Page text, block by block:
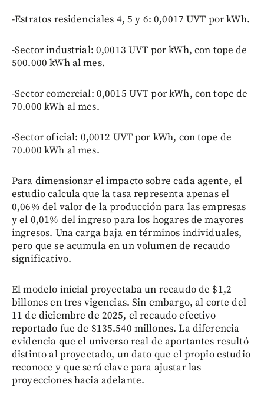
-Estratos residenciales 4, 5 y 6: 0,0017 UVT por kWh.
-Sector industrial: 0,0013 UVT por kWh, con tope de
500.000 kWh al mes.
-Sector comercial: 0,0015 UVT por kWh, con tope de
70.000 kWh al mes.
-Sector oficial: 0,0012 UVT por kWh, con tope de
70.000 kWh al mes.
Para dimensionar el impacto sobre cada agente, el
estudio calcula que la tasa representa apenas el
0,06% del valor de la producción para las empresas
y el 0,01% del ingreso para los hogares de mayores
ingresos. Una carga baja en términos individuales,
pero que se acumula en un volumen de recaudo
significativo.
El modelo inicial proyectaba un recaudo de $1,2
billones en tres vigencias. Sin embargo, al corte del
11 de diciembre de 2025, el recaudo efectivo
reportado fue de $135.540 millones. La diferencia
evidencia que el universo real de aportantes resultó
distinto al proyectado, un dato que el propio estudio
reconoce y que será clave para ajustar las
proyecciones hacia adelante.